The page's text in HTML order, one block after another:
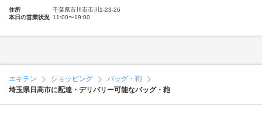
住所
千葉県市川市市川1-23-26
本日の営業状況 11:00〜19:00
エキテン ショッピング
バッグ・鞄
埼玉県日高市に配達・デリバリー可能なバッグ・鞄